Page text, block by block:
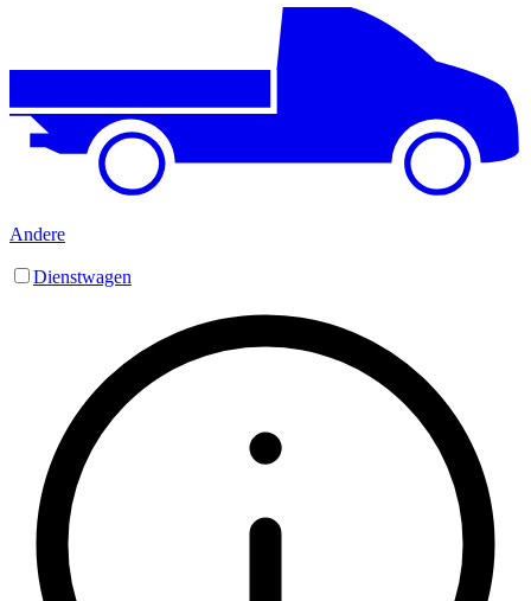
Andere
Dienstwagen